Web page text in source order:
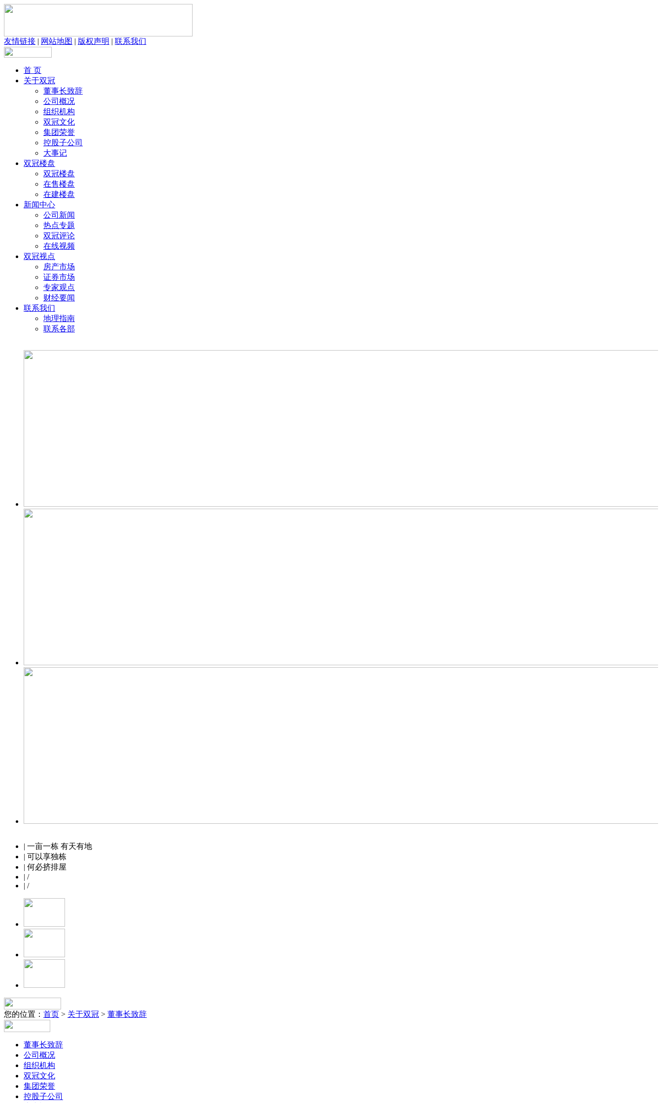
友情链接 | 网站地图 | 版权声明 | 联系我们
首 页
关于双冠
董事长致辞
公司概况
组织机构
双冠文化
集团荣誉
控股子公司
大事记
双冠楼盘
双冠楼盘
在售楼盘
在建楼盘
新闻中心
公司新闻
热点专题
双冠评论
在线视频
双冠视点
房产市场
证券市场
专家观点
财经要闻
联系我们
地理指南
联系各部
| 一亩一栋 有天有地
| 可以享独栋
| 何必挤排屋
| /
| /
您的位置： 首页 > 关于双冠 > 董事长致辞
董事长致辞
公司概况
组织机构
双冠文化
集团荣誉
控股子公司